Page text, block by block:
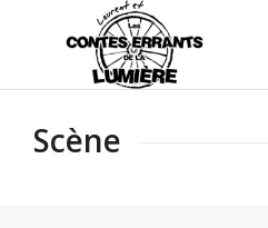
Scène